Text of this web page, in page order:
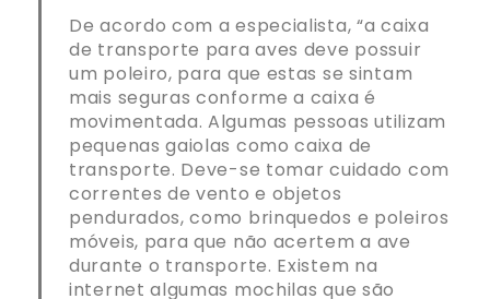
De acordo com a especialista, “a caixa
de transporte para aves deve possuir
um poleiro, para que estas se sintam
mais seguras conforme a caixa é
movimentada. Algumas pessoas utilizam
pequenas gaiolas como caixa de
transporte. Deve-se tomar cuidado com
correntes de vento e objetos
pendurados, como brinquedos e poleiros
móveis, para que não acertem a ave
durante o transporte. Existem na
internet algumas mochilas que são